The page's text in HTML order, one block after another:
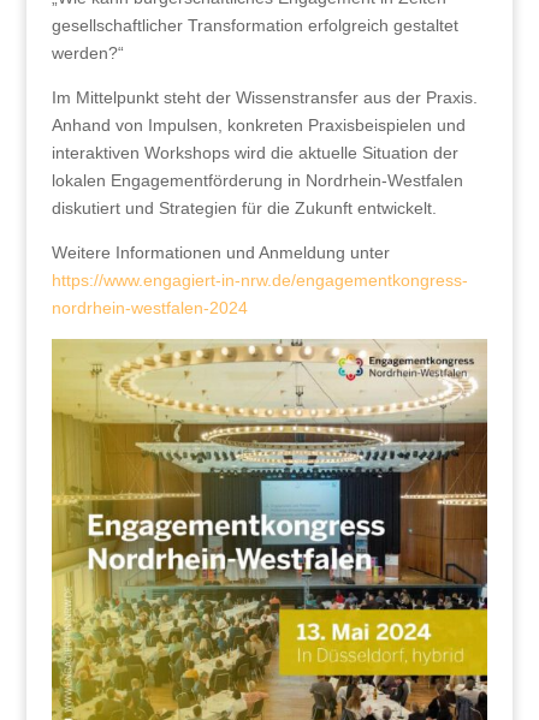
gesellschaftlicher Transformation erfolgreich gestaltet
werden?“
Im Mittelpunkt steht der Wissenstransfer aus der Praxis.
Anhand von Impulsen, konkreten Praxisbeispielen und
interaktiven Workshops wird die aktuelle Situation der
lokalen Engagementförderung in Nordrhein-Westfalen
diskutiert und Strategien für die Zukunft entwickelt.
Weitere Informationen und Anmeldung unter
https://www.engagiert-in-nrw.de/engagementkongress-
nordrhein-westfalen-2024